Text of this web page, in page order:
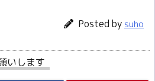
Posted by suho
いします